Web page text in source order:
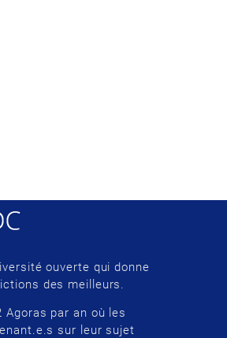
ouverte qui donne
des meilleurs.
Agoras par an où les
sur leur sujet